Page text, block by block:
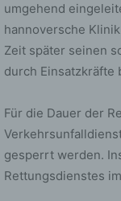
umgehend
hannoversche
Zeit später seinen
durch Einsatzkräfte
Für die Dauer der
gesperrt werden.
Rettungsdienstes